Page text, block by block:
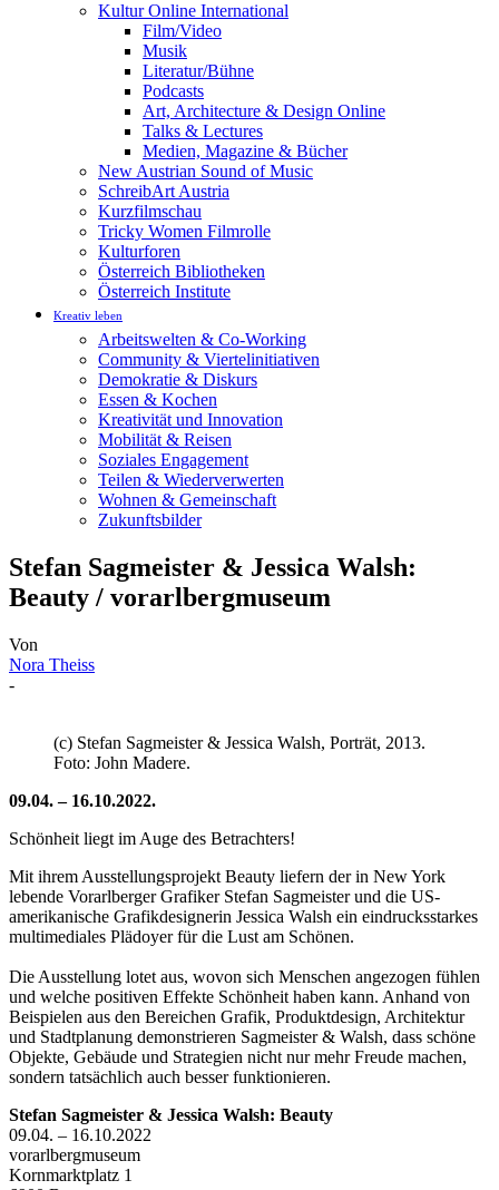
Kultur Online International
Film/Video
Musik
Literatur/Bühne
Podcasts
Art, Architecture & Design Online
Talks & Lectures
Medien, Magazine & Bücher
New Austrian Sound of Music
SchreibArt Austria
Kurzfilmschau
Tricky Women Filmrolle
Kulturforen
Österreich Bibliotheken
Österreich Institute
Kreativ leben
Arbeitswelten & Co-Working
Community & Viertelinitiativen
Demokratie & Diskurs
Essen & Kochen
Kreativität und Innovation
Mobilität & Reisen
Soziales Engagement
Teilen & Wiederverwerten
Wohnen & Gemeinschaft
Zukunftsbilder
Stefan Sagmeister & Jessica Walsh:
Beauty / vorarlbergmuseum
Von
Nora Theiss
-
(c) Stefan Sagmeister & Jessica Walsh, Porträt, 2013.
Foto: John Madere.
09.04. – 16.10.2022.
Schönheit liegt im Auge des Betrachters!
Mit ihrem Ausstellungsprojekt Beauty liefern der in New York
lebende Vorarlberger Grafiker Stefan Sagmeister und die US-
amerikanische Grafikdesignerin Jessica Walsh ein eindrucksstarkes
multimediales Plädoyer für die Lust am Schönen.
Die Ausstellung lotet aus, wovon sich Menschen angezogen fühlen
und welche positiven Effekte Schönheit haben kann. Anhand von
Beispielen aus den Bereichen Grafik, Produktdesign, Architektur
und Stadtplanung demonstrieren Sagmeister & Walsh, dass schöne
Objekte, Gebäude und Strategien nicht nur mehr Freude machen,
sondern tatsächlich auch besser funktionieren.
Stefan Sagmeister & Jessica Walsh: Beauty
09.04. – 16.10.2022
vorarlbergmuseum
Kornmarktplatz 1